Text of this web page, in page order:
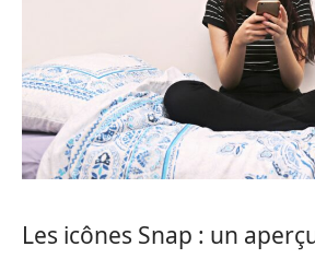
Les icônes Snap : un